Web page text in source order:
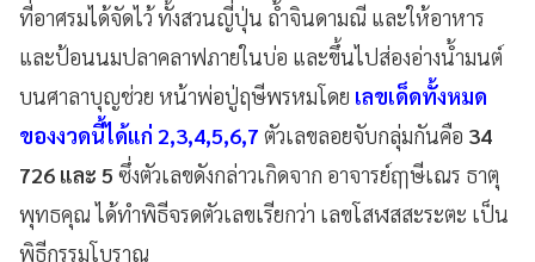
ที่อาศรมได้จัดไว้ ทั้งสวนญี่ปุ่น ถ้ำจินดามณี และให้อาหาร
และป้อนนมปลาคลาฟภายในบ่อ และขึ้นไปส่องอ่างน้ำมนต์
บนศาลาบุญช่วย หน้าพ่อปู่ฤษีพรหมโดย เลขเด็ดทั้งหมด
ของงวดนี้ได้แก่ 2,3,4,5,6,7 ตัวเลขลอยจับกลุ่มกันคือ 34
726 และ 5 ซึ่งตัวเลขดังกล่าวเกิดจาก อาจารย์ฤๅษีเณร ธาตุ
พุทธคุณ ได้ทำพิธีจรดตัวเลขเรียกว่า เลขโสฬสสะระตะ เป็น
พิธีกรรมโบราณ